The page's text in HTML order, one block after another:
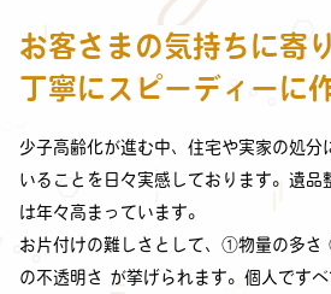
お客さまの気持ちに寄
丁寧にスピーディーに
少子高齢化が進む中、住宅や実家の処分
いることを日々実感しております。遺品
は年々高まっています。
お片付けの難しさとして、①物量の多
の不透明さ が挙げられます。個人です